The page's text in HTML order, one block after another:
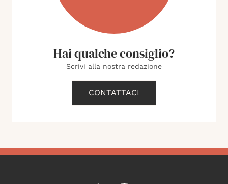
Hai qualche consiglio?
Scrivi alla nostra redazione
CONTATTACI